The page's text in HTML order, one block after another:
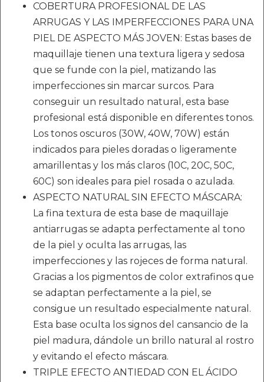
COBERTURA PROFESIONAL DE LAS
ARRUGAS Y LAS IMPERFECCIONES PARA UNA
PIEL DE ASPECTO MÁS JOVEN: Estas bases de
maquillaje tienen una textura ligera y sedosa
que se funde con la piel, matizando las
imperfecciones sin marcar surcos. Para
conseguir un resultado natural, esta base
profesional está disponible en diferentes tonos.
Los tonos oscuros (30W, 40W, 70W) están
indicados para pieles doradas o ligeramente
amarillentas y los más claros (10C, 20C, 50C,
60C) son ideales para piel rosada o azulada.
ASPECTO NATURAL SIN EFECTO MÁSCARA:
La fina textura de esta base de maquillaje
antiarrugas se adapta perfectamente al tono
de la piel y oculta las arrugas, las
imperfecciones y las rojeces de forma natural.
Gracias a los pigmentos de color extrafinos que
se adaptan perfectamente a la piel, se
consigue un resultado especialmente natural.
Esta base oculta los signos del cansancio de la
piel madura, dándole un brillo natural al rostro
y evitando el efecto máscara.
TRIPLE EFECTO ANTIEDAD CON EL ÁCIDO